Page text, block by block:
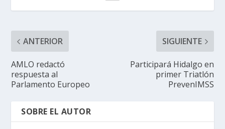
ANTERIOR
AMLO redactó
respuesta al
Parlamento Europeo
SIGUIENTE
Participará Hidalgo en
primer Triatlón
PrevenIMSS
SOBRE EL AUTOR